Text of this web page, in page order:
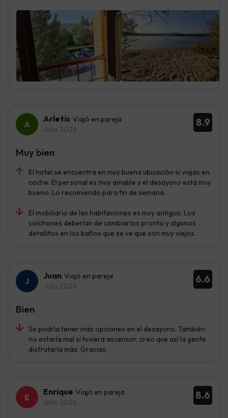
8.9
Arletis Viajó en pareja
Julio 2026
El hotel se encuentra en muy buena ubicación si viajas en
coche. El personal es muy amable y el desayuno está muy
bueno. Lo recomiendo para fin de semana.
El mobiliario de las habitaciones es muy antiguo. Los
colchones deberían de cambiarlos pronto y algunos
detallitos en los baños que se ve que son muy viejos.
Muy bien
6.6
Juan Viajó en pareja
Julio 2026
Se podría tener más opciones en el desayuno. También
no estaría mal si tuviera ascensor, creo que así la gente
disfrutarla más. Gracias.
Bien
8.6
Enrique Viajó en pareja
Julio 2026